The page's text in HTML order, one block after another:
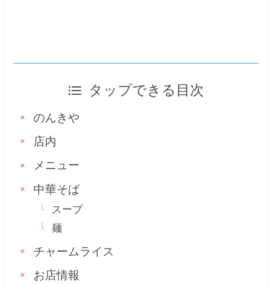
タップできる目次
のんきや
店内
メニュー
中華そば
スープ
麺
チャームライス
お店情報